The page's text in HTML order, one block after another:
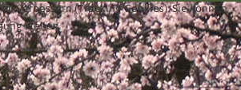
verbessern (Tracking Cookies). Sie können
stehen.